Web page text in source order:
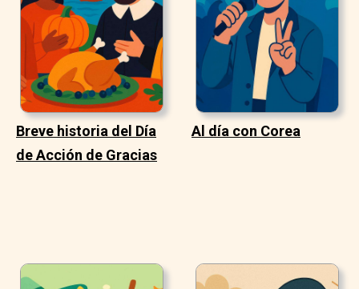
Breve historia del Día
de Acción de Gracias
Al día con Corea